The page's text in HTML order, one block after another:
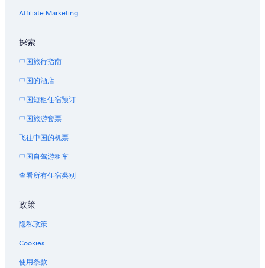
阿奈拉科特的酒店
拉格兰德-维里耶的酒店
蒙雷瑟尔的酒店
圣迪迪耶的酒店
第戎的公寓酒店
第戎的民宿
第戎的酒店
拉康克的酒店
纳沃尔-苏尔-格罗斯纳的酒店
滨湖克莱尔沃的酒店
Affiliate Marketing
探索
中国旅行指南
中国的酒店
中国短租住宿预订
中国旅游套票
飞往中国的机票
中国自驾游租车
查看所有住宿类别
政策
隐私政策
Cookies
使用条款